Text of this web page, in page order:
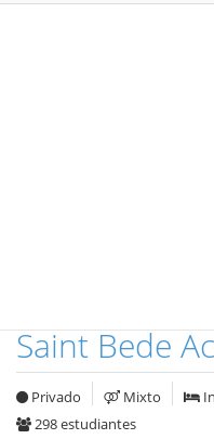
Saint Bede
Privado Mixto
298 estudiantes